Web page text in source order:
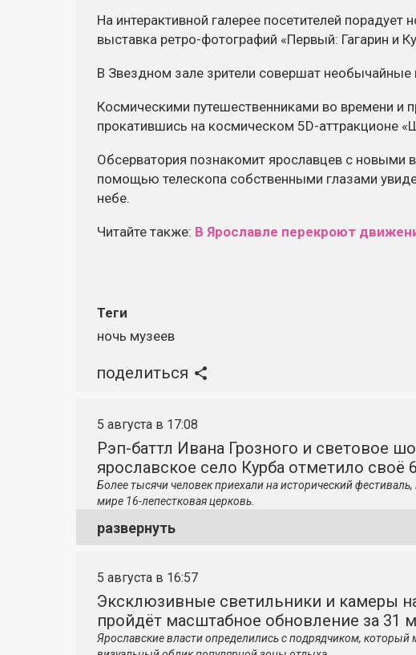
На интерактивной галерее посетителей порадует
выставка ретро-фотографий «Первый: Гагарин и
В Звездном зале зрители совершат необычайные
Космическими путешественниками во времени и
прокатившись на космическом 5D-аттракционе
Обсерватория познакомит ярославцев с новыми
помощью телескопа собственными глазами
небе.
Читайте также: В Ярославле перекроют
Теги
ночь музеев
поделиться
5 августа в 17:08
Рэп-баттл Ивана Грозного и световое
ярославское село Курба отметило своё
Более тысячи человек приехали на исторический
мире 16-лепестковая церковь.
развернуть
5 августа в 16:57
Эксклюзивные светильники и камеры
пройдёт масштабное обновление за 31
Ярославские власти определились с подрядчиком, который